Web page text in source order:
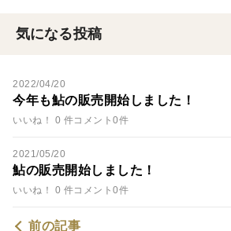
気になる投稿
2022/04/20
今年も鮎の販売開始しました！
いいね！ 0 件コメント0件
2021/05/20
鮎の販売開始しました！
いいね！ 0 件コメント0件
前の記事